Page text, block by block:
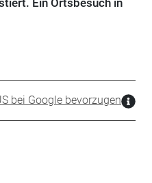
bei Google bevorzugen